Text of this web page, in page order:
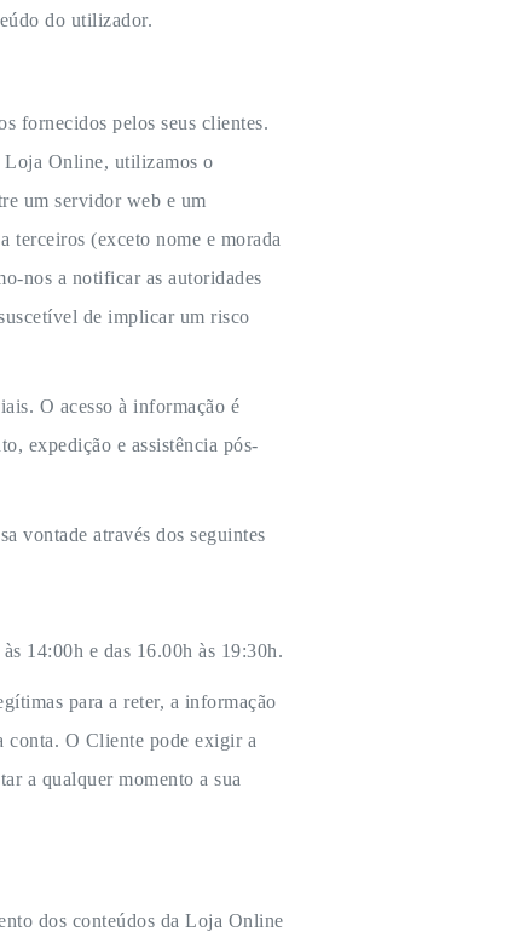
do utilizador.
fornecidos pelos seus clientes.
Loja Online, utilizamos o
um servidor web e um
terceiros (exceto nome e morada
nos a notificar as autoridades
de implicar um risco
O acesso à informação é
expedição e assistência pós-
vontade através dos seguintes
14:00h e das 16.00h às 19:30h.
para a reter, a informação
conta. O Cliente pode exigir a
a qualquer momento a sua
dos conteúdos da Loja Online